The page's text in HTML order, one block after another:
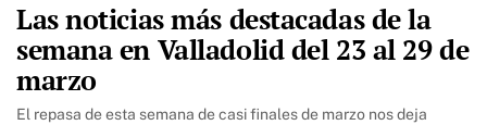
Las noticias más destacadas de la
semana en Valladolid del 23 al 29 de
marzo
El repasa de esta semana de casi finales de marzo nos deja